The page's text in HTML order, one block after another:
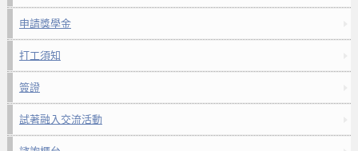
申請獎學金
打工須知
簽證
試著融入交流活動